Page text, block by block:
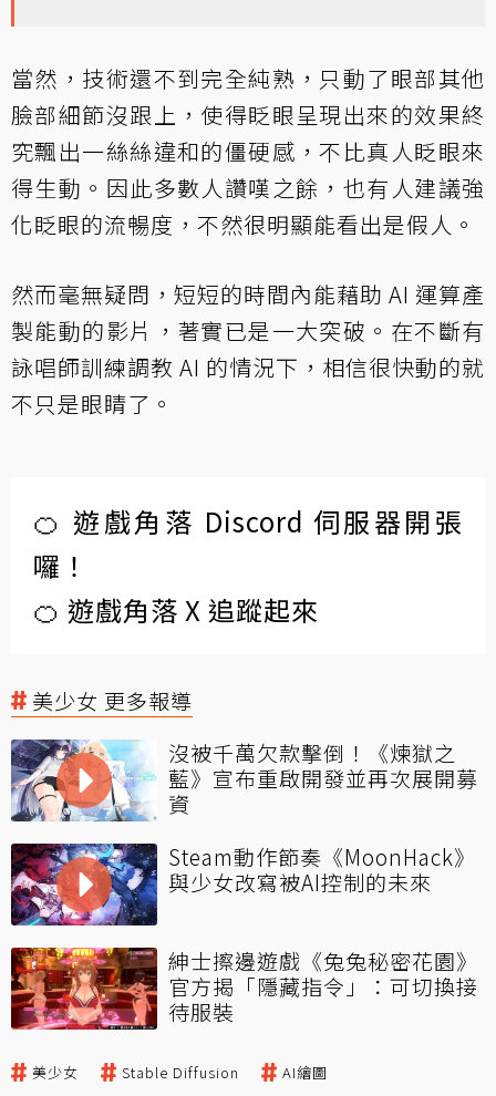
當然，技術還不到完全純熟，只動了眼部其他
臉部細節沒跟上，使得眨眼呈現出來的效果終
究飄出一絲絲違和的僵硬感，不比真人眨眼來
得生動。因此多數人讚嘆之餘，也有人建議強
化眨眼的流暢度，不然很明顯能看出是假人。
然而毫無疑問，短短的時間內能藉助 AI 運算產
製能動的影片，著實已是一大突破。在不斷有
詠唱師訓練調教 AI 的情況下，相信很快動的就
不只是眼睛了。
🍊 遊戲角落 Discord 伺服器開張
囉！
🍊 遊戲角落 X 追蹤起來
美少女 更多報導
沒被千萬欠款擊倒！《煉獄之
藍》宣布重啟開發並再次展開募
資
Steam動作節奏《MoonHack》
與少女改寫被AI控制的未來
紳士擦邊遊戲《兔兔秘密花園》
官方揭「隱藏指令」：可切換接
待服裝
美少女 Stable Diffusion AI繪圖